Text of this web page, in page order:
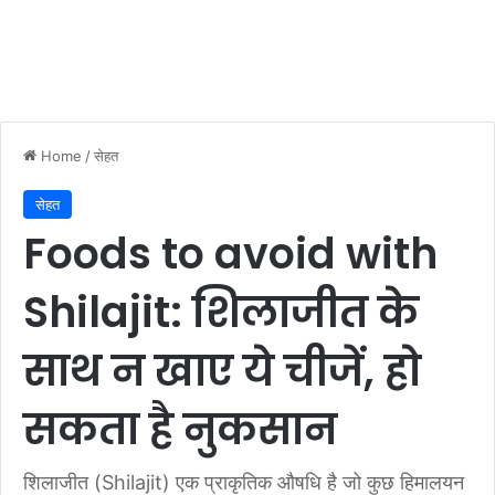
Home /सेहत
सेहत
Foods to avoid with
Shilajit: शिलाजीत के
साथ न खाए ये चीजें, हो
सकता है नुकसान
शिलाजीत (Shilajit) एक प्राकृतिक औषधि है जो कुछ हिमालयन